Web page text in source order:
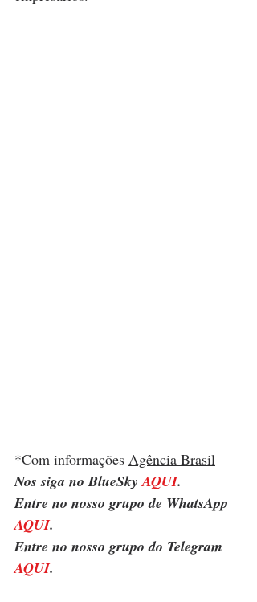
*Com informações Agência Brasil
Nos siga no BlueSky AQUI.
Entre no nosso grupo de WhatsApp
AQUI.
Entre no nosso grupo do Telegram
AQUI.